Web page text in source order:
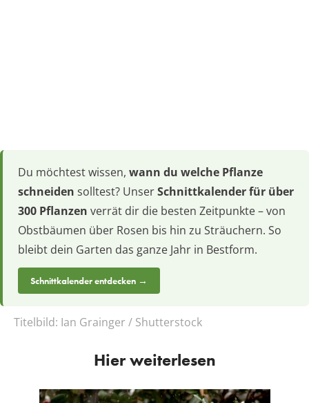
Du möchtest wissen, wann du welche Pflanze
schneiden solltest? UnserSchnittkalender für über
300 Pflanzen verrät dir die besten Zeitpunkte – von
Obstbäumen über Rosen bis hin zu Sträuchern. So
bleibt dein Garten das ganze Jahr in Bestform.
Schnittkalender entdecken →
Titelbild: Ian Grainger / Shutterstock
Hier weiterlesen